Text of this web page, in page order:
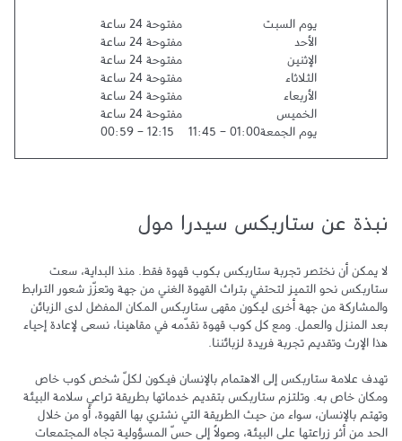
يوم السبت
مفتوحة 24 ساعة
الأحد
مفتوحة 24 ساعة
الإثنين
مفتوحة 24 ساعة
الثلاثاء
مفتوحة 24 ساعة
الأربعاء
مفتوحة 24 ساعة
الخميس
مفتوحة 24 ساعة
يوم الجمعة01:00
-
11:45
12:15
-
00:59
نبذة عن ستاربكس سيدرا مول